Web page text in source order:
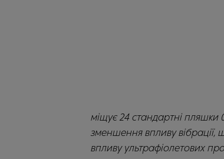
міщує 24 стандартні пляшки
зменшення впливу
впливу ультрафіолетових